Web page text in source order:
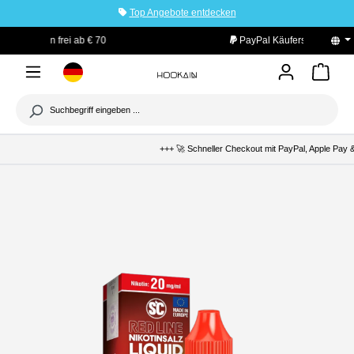
Top Angebote entdecken
PayPal Käuferschutz
+++ 🚀 Schneller Checkout mit PayPal, Apple Pay